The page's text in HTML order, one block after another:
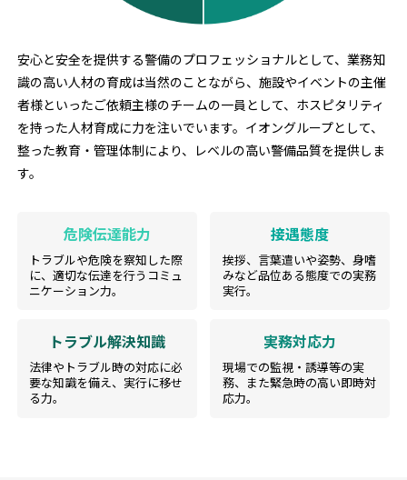
安心と安全を提供する警備のプロフェッショナルとして、業務知
識の高い人材の育成は当然のことながら、施設やイベントの主催
者様といったご依頼主様のチームの一員として、ホスピタリティ
を持った人材育成に力を注いでいます。イオングループとして、
整った教育・管理体制により、レベルの高い警備品質を提供しま
す。
危険伝達能力
トラブルや危険を察知した際
に、適切な伝達を行うコミュ
ニケーション力。
接遇態度
挨拶、言葉遣いや姿勢、身嗜
みなど品位ある態度での実務
実行。
トラブル解決知識
法律やトラブル時の対応に必
要な知識を備え、実行に移せ
る力。
実務対応力
現場での監視・誘導等の実
務、また緊急時の高い即時対
応力。